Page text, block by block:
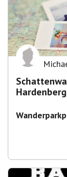
Hardenberg